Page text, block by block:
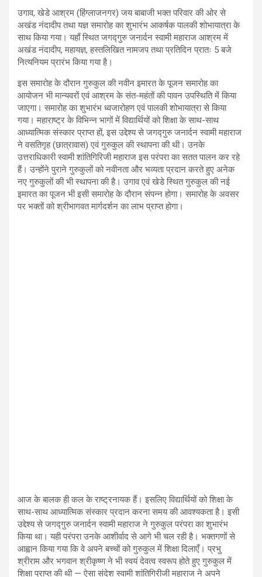
उगाव, खेडे आश्रम (हिंग्लाजनगर) जय बाबाजी भक्त परिवार की ओर से
अखंड नंदादीप तथा यज्ञ समारोह का शुभारंभ आकर्षक पालकी शोभायात्रा के
साथ किया गया। यहाँ स्थित जगद्गुरु जनार्दन स्वामी महाराज आश्रम में
अखंड नंदादीप, महायज्ञ, हस्तलिखित नामजप तथा प्रतिदिन प्रातः 5 बजे
नित्यनियम प्रारंभ किया गया है।
इस समारोह के दौरान गुरुकुल की नवीन इमारत के पूजन समारोह का
आयोजन भी मान्यवरों एवं आश्रम के संत-महंतों की पावन उपस्थिति में किया
जाएगा। समारोह का शुभारंभ ध्वजारोहण एवं पालकी शोभायात्रा से किया
गया। महाराष्ट्र के विभिन्न भागों में विद्यार्थियों को शिक्षा के साथ-साथ
आध्यात्मिक संस्कार प्राप्त हों, इस उद्देश्य से जगद्गुरु जनार्दन स्वामी महाराज
ने वसतिगृह (छात्रावास) एवं गुरुकुल की स्थापना की थी। उनके
उत्तराधिकारी स्वामी शांतिगिरिजी महाराज इस परंपरा का सतत पालन कर रहे
हैं। उन्होंने पुराने गुरुकुलों को नवीनता और भव्यता प्रदान करते हुए अनेक
नए गुरुकुलों की भी स्थापना की है। उगाव एवं खेडे स्थित गुरुकुल की नई
इमारत का पूजन भी इसी समारोह के दौरान संपन्न होगा। समारोह के अवसर
पर भक्तों को श्रीभागवत मार्गदर्शन का लाभ प्राप्त होगा।
आज के बालक ही कल के राष्ट्रनायक हैं। इसलिए विद्यार्थियों को शिक्षा के
साथ-साथ आध्यात्मिक संस्कार प्रदान करना समय की आवश्यकता है। इसी
उद्देश्य से जगद्गुरु जनार्दन स्वामी महाराज ने गुरुकुल परंपरा का शुभारंभ
किया था। यही परंपरा उनके आशीर्वाद से आगे भी चल रही है। भक्तगणों से
आह्वान किया गया कि वे अपने बच्चों को गुरुकुल में शिक्षा दिलाएँ। प्रभु
श्रीराम और भगवान श्रीकृष्ण ने भी स्वयं देवत्व स्वरूप होते हुए गुरुकुल में
शिक्षा प्राप्त की थी — ऐसा संदेश स्वामी शांतिगिरीजी महाराज ने अपने